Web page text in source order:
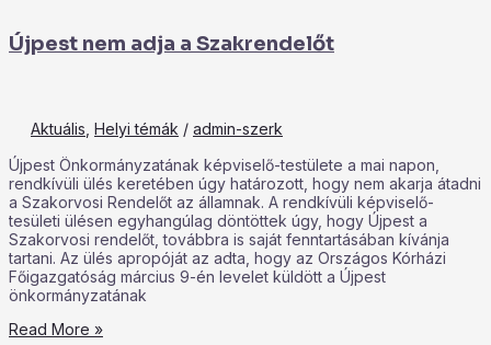
Újpest nem adja a Szakrendelőt
Aktuális Helyi témák / admin-szerk
Újpest Önkormányzatának képviselő-testülete a mai napon,
rendkívüli ülés keretében úgy határozott, hogy nem akarja átadni
a Szakorvosi Rendelőt az államnak. A rendkívüli képviselő-
tesületi ülésen egyhangúlag döntöttek úgy, hogy Újpest a
Szakorvosi rendelőt, továbbra is saját fenntartásában kívánja
tartani. Az ülés apropóját az adta, hogy az Országos Kórházi
Főigazgatóság március 9-én levelet küldött a Újpest
önkormányzatának
Read More »